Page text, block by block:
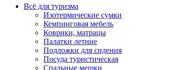
Всё для туризма
Изотермические сумки
Кемпинговая мебель
Коврики, матрацы
Палатки летние
Подложки для сидения
Посуда туристическая
Спальные мешки